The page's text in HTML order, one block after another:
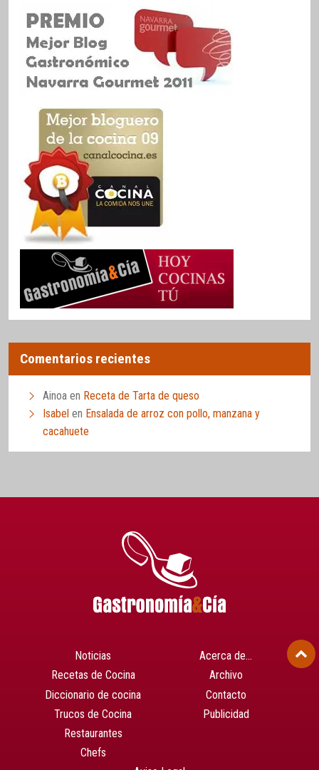
Comentarios recientes
Ainoa en Receta de Tarta de queso
Isabel en Ensalada de arroz con pollo, manzana y
cacahuete
Noticias
Recetas de Cocina
Diccionario de cocina
Trucos de Cocina
Restaurantes
Chefs
Acerca de…
Archivo
Contacto
Publicidad